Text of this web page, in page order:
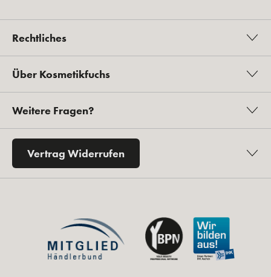
Rechtliches
Über Kosmetikfuchs
Weitere Fragen?
Vertrag Widerrufen